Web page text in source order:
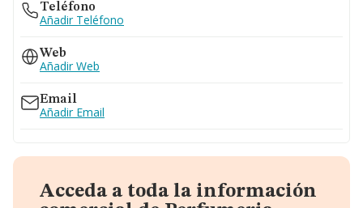
Teléfono
Añadir Teléfono
Web
Añadir Web
Email
Añadir Email
Acceda a toda la información